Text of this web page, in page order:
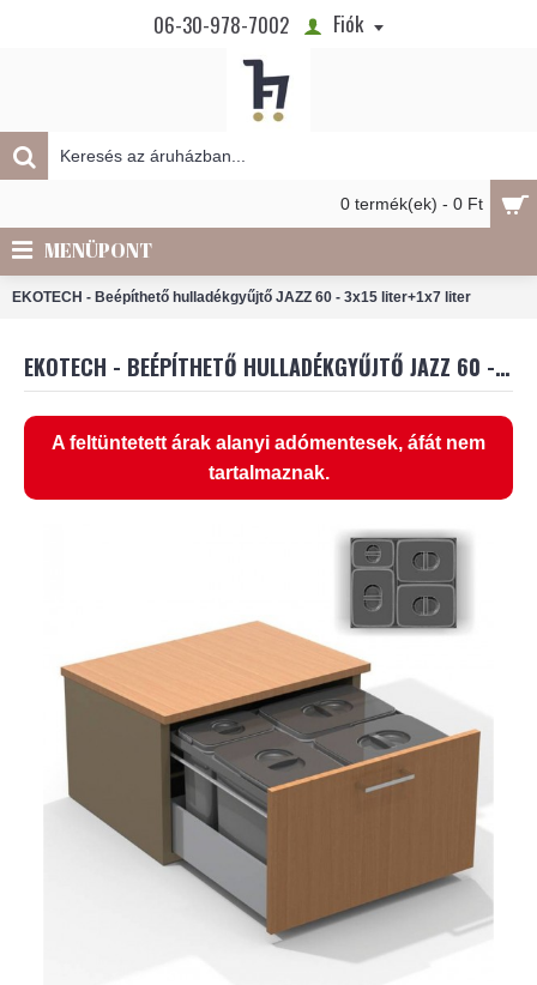
06-30-978-7002 Fiók
0 termék(ek) - 0 Ft
MENÜPONT
EKOTECH - Beépíthető hulladékgyűjtő JAZZ 60 - 3x15 liter+1x7 liter
EKOTECH - BEÉPÍTHETŐ HULLADÉKGYŰJTŐ JAZZ 60 - 3X15 LITER+1X7 LITER
A feltüntetett árak alanyi adómentesek, áfát nem
tartalmaznak.